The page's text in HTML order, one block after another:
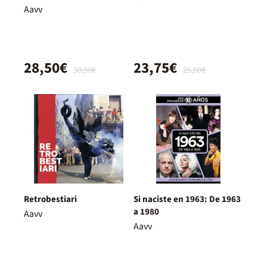
Aavv
30,00€
28,50€ 25,00€
23,75€
Retrobestiari
Aavv
Si naciste en 1963: De 1963
a 1980
Aavv